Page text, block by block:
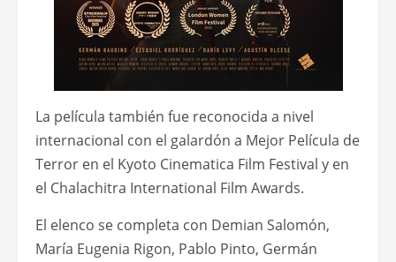
La película también fue reconocida a nivel
internacional con el galardón a Mejor Película de
Terror en el Kyoto Cinematica Film Festival y en
el Chalachitra International Film Awards.
El elenco se completa con Demian Salomón,
María Eugenia Rigon, Pablo Pinto, Germán